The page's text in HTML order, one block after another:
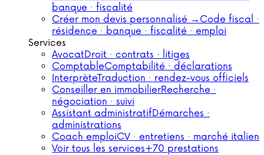
banque · fiscalité
Créer mon devis personnalisé → Code fiscal ·
résidence · banque · fiscalité · emploi
Services
AvocatDroit · contrats · litiges
ComptableComptabilité · déclarations
InterprèteTraduction · rendez-vous officiels
Conseiller en immobilierRecherche ·
négociation · suivi
Assistant administratifDémarches ·
administrations
Coach emploiCV · entretiens · marché italien
Voir tous les services+70 prestations